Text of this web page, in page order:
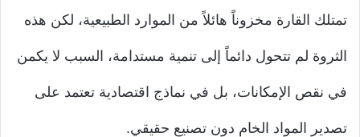
تمتلك القارة مخزوناً هائلاً من الموارد الطبيعية، لكن هذه
الثروة لم تتحول دائماً إلى تنمية مستدامة، السبب لا يكمن
في نقص الإمكانات، بل في نماذج اقتصادية تعتمد على
تصدير المواد الخام دون تصنيع حقيقي.